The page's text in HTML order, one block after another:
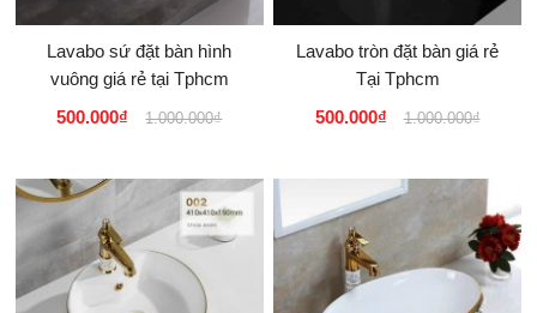
Lavabo sứ đặt bàn hình
vuông giá rẻ tại Tphcm
500.000₫
1.000.000₫
Lavabo tròn đặt bàn giá rẻ
Tại Tphcm
500.000₫
1.000.000₫